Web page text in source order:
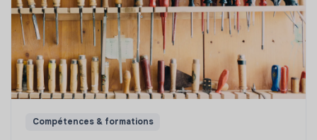
Compétences & formations